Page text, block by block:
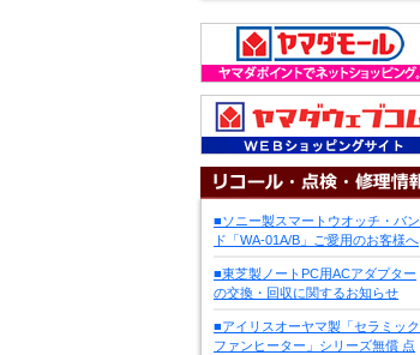
■ソニー製スマートウオッチ・バン
ド「WA-01A/B」ご愛用のお客様へ
■東芝製ノートPC用ACアダプター
の交換・回収に関するお知らせ
■アイリスオーヤマ製「セラミック
ファンヒーター」シリーズ無償 点